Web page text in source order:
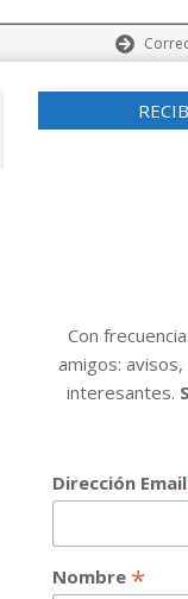
Con
amigos:
interesantes.
Dirección Email
Nombre *